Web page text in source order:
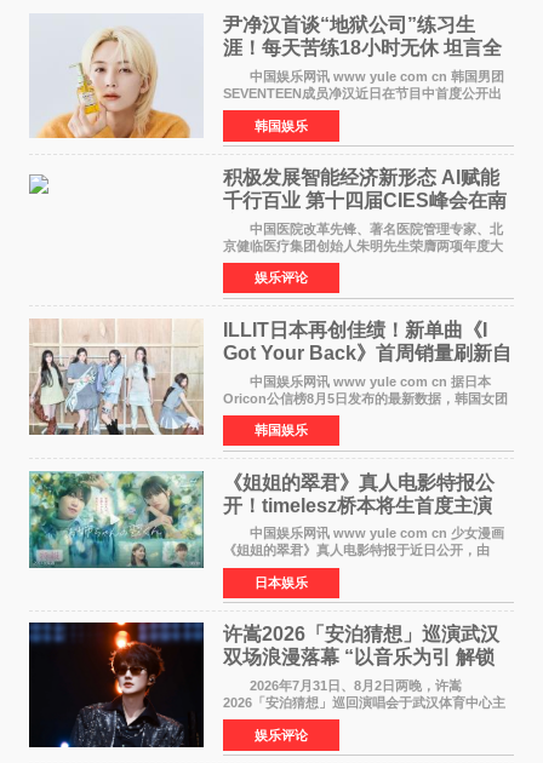
尹净汉首谈“地狱公司”练习生
涯！每天苦练18小时无休 坦言全
靠成员撑过来
中国娱乐网讯 www yule com cn 韩国男团
SEVENTEEN成员净汉近日在节目中首度公开出
道前的残酷练习生经历，并提及经纪公司Pledis
娱乐，引发广泛关注。 在8月2日播出的日本
TBS综艺节目《周
韩国娱乐
积极发展智能经济新形态 Al赋能
千行百业 第十四届CIES峰会在南
京盛大召开
中国医院改革先锋、著名医院管理专家、北
京健临医疗集团创始人朱明先生荣膺两项年度大
奖 2026年7月31日，盛夏金陵，长江之畔，
以重落地·真务实·强链接为主题的2026&lsquo;人
工智能+&rsquo
娱乐评论
ILLIT日本再创佳绩！新单曲《I
Got Your Back》首周销量刷新自
身纪录
中国娱乐网讯 www yule com cn 据日本
Oricon公信榜8月5日发布的最新数据，韩国女团
ILLIT在日本发行的第二张单曲《I Got Your
Back》首周销量达到71,009张，成功跻身最新一
期周单曲排行
韩国娱乐
《姐姐的翠君》真人电影特报公
开！timelesz桥本将生首度主演
12月4日上映
中国娱乐网讯 www yule com cn 少女漫画
《姐姐的翠君》真人电影特报于近日公开，由
timelesz成员桥本将生担任主演，这也是他首次
担任电影主演，引发高度关注。 女高中生咲
苗翠（中岛瑠菜
日本娱乐
许嵩2026「安泊猜想」巡演武汉
双场浪漫落幕 “以音乐为引 解锁
江城记忆”
2026年7月31日、8月2日两晚，许嵩
2026「安泊猜想」巡回演唱会于武汉体育中心主
体育场盛大开唱。许嵩与数万歌迷在此相聚，从
浪漫惬意的舞台设计到充满诚意与惊喜的现场互
动，共同开启了一场关于
娱乐评论